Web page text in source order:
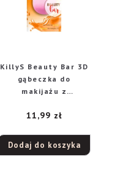
KillyS Beauty Bar 3D
gąbeczka do
makijażu z
1 szt.
11,99 zł
Dodaj do koszyka